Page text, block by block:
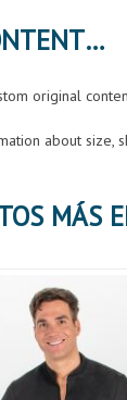
CUSTOM CONTENT
original
about size,